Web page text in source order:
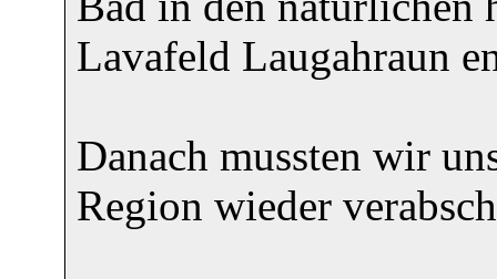
Lavafeld Laugahraun
Danach mussten wir
Region wieder